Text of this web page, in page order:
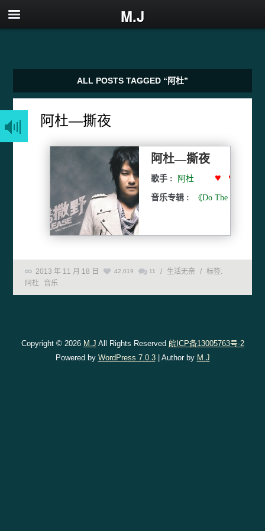
M.J
ALL POSTS TAGGED “阿杜”
阿杜—撕夜
阿杜—撕夜
歌手 : 阿杜 ♥ ♥ ♥ ♥
音乐专辑 : 《Do The Best》
2013 年 11 月 18 日 42,019 11 / 生活无奈 /
标签:
阿杜
音乐
Copyright © 2026 M.J All Rights Reserved 皖ICP备13005763号-2
Powered by WordPress 7.0.3| Author by M.J